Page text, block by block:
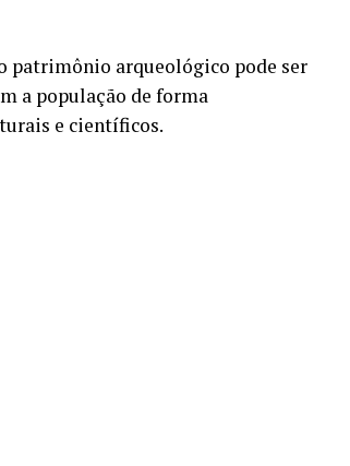
patrimônio arqueológico pode ser
a população de forma
e científicos.